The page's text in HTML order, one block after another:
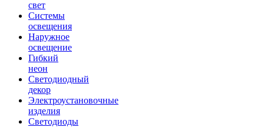
свет
Системы
освещения
Наружное
освещение
Гибкий
неон
Светодиодный
декор
Электроустановочные
изделия
Светодиоды